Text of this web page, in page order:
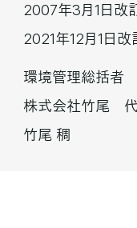
2007年3月1日改
2021年12月1日改
環境管理総括者
株式会社竹尾
竹尾 稠